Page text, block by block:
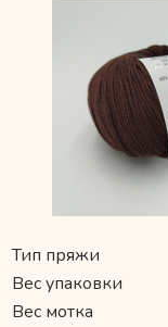
Тип пряжи
Вес упаковки
Вес мотка